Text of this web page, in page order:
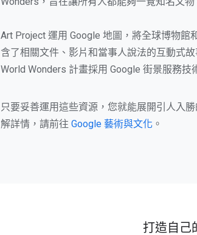
Art Project 運用 Google 地圖，將全球博物
含了相關文件、影片和當事人說法的互動式
World Wonders 計畫採用 Google 街景服務
只要妥善運用這些資源，您就能展開引人入
解詳情，請前往 Google 藝術與文化 。
打造自己